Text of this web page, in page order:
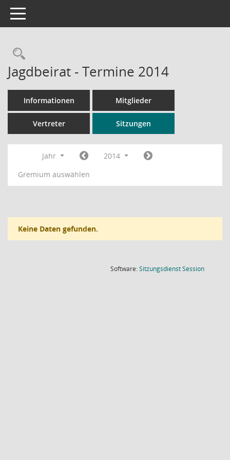
Toggle navigation
Rechercheauswahl
Jagdbeirat - Termine 2014
Informationen Mitglieder
Vertreter Sitzungen
Jahr
2014
Gremium auswählen
Keine Daten gefunden.
Software:SitzungsdienstSession(Wird in